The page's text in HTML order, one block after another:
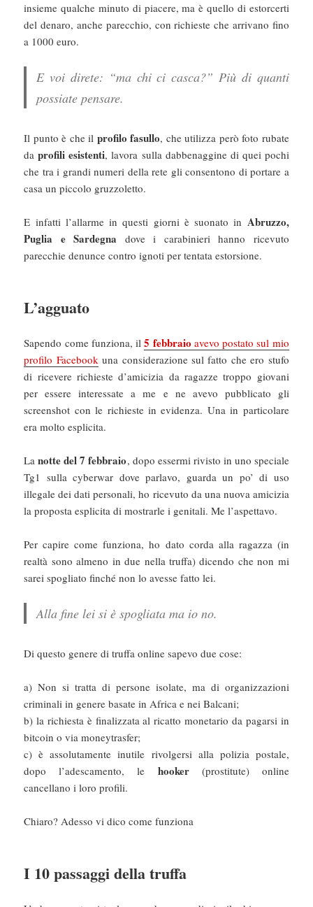
insieme qualche minuto di piacere, ma è quello di estorcerti
del denaro, anche parecchio, con richieste che arrivano fino
a 1000 euro.
E voi direte: “ma chi ci casca?” Più di quanti
possiate pensare.
Il punto è che il profilo fasullo, che utilizza però foto rubate
daprofili esistenti, lavora sulla dabbenaggine di quei pochi
che tra i grandi numeri della rete gli consentono di portare a
casa un piccolo gruzzoletto.
E infatti l’allarme in questi giorni è suonato in Abruzzo,
Puglia e Sardegna dove i carabinieri hanno ricevuto
parecchie denunce contro ignoti per tentata estorsione.
L’agguato
Sapendo come funziona, il5 febbraio avevo postato sul mio
profilo Facebookuna considerazione sul fatto che ero stufo
di ricevere richieste d’amicizia da ragazze troppo giovani
per essere interessate a me e ne avevo pubblicato gli
screenshot con le richieste in evidenza. Una in particolare
era molto esplicita.
Lanotte del 7 febbraio, dopo essermi rivisto in uno speciale
Tg1 sulla cyberwar dove parlavo, guarda un po’ di uso
illegale dei dati personali, ho ricevuto da una nuova amicizia
la proposta esplicita di mostrarle i genitali. Me l’aspettavo.
Per capire come funziona, ho dato corda alla ragazza (in
realtà sono almeno in due nella truffa) dicendo che non mi
sarei spogliato finché non lo avesse fatto lei.
Alla fine lei si è spogliata ma io no.
Di questo genere di truffa online sapevo due cose:
a) Non si tratta di persone isolate, ma di organizzazioni
criminali in genere basate in Africa e nei Balcani;
b) la richiesta è finalizzata al ricatto monetario da pagarsi in
bitcoin o via moneytrasfer;
c) è assolutamente inutile rivolgersi alla polizia postale,
dopo l’adescamento, le hooker(prostitute) online
cancellano i loro profili.
Chiaro? Adesso vi dico come funziona
I 10 passaggi della truffa